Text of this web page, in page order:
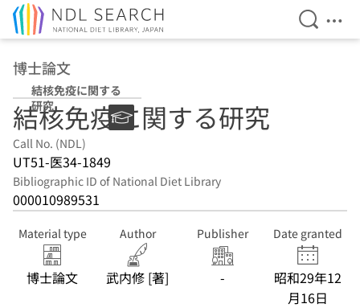
Open
博士論文
結核免疫に関する
研究
結核免疫に関する研究
Call No. (NDL)
UT51-医34-1849
Bibliographic ID of National Diet Library
000010989531
Material type
博士論文
Author
武内修 [著]
Publisher
-
Date granted
昭和29年12
月16日